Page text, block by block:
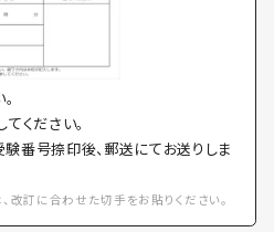
ください。
番号捺印後、郵送にてお送りしま
訂に合わせた切手をお貼りください。